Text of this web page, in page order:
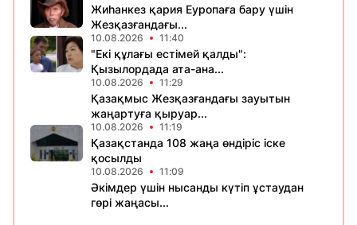
Жиһанкез қария Еуропаға бару үшін
Жезқазғандағы...
10.08.2026 11:40
"Екі құлағы естімей қалды":
Қызылордада ата-ана...
10.08.2026 11:29
Қазақмыс Жезқазғандағы зауытын
жаңартуға қыруар...
10.08.2026 11:19
Қазақстанда 108 жаңа өндіріс іске
қосылды
10.08.2026 11:09
Әкімдер үшін нысанды күтіп ұстаудан
гөрі жаңасы...